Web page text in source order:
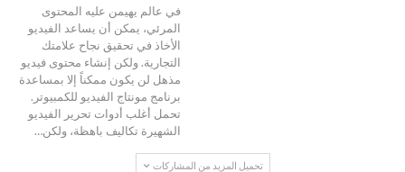
في عالم يهيمن عليه المحتوى
المرئي، يمكن أن يساعد الفيديو
الأخاذ في تحقيق نجاح علامتك
التجارية. ولكن إنشاء محتوى فيديو
مذهل لن يكون ممكناً إلا بمساعدة
برنامج مونتاج الفيديو للكمبيوتر.
تحمل أغلب أدوات تحرير الفيديو
الشهيرة تكاليف باهظة، ولكن…
تحميل المزيد من المشاركات